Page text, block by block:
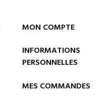
MON COMPTE
INFORMATIONS
PERSONNELLES
MES COMMANDES